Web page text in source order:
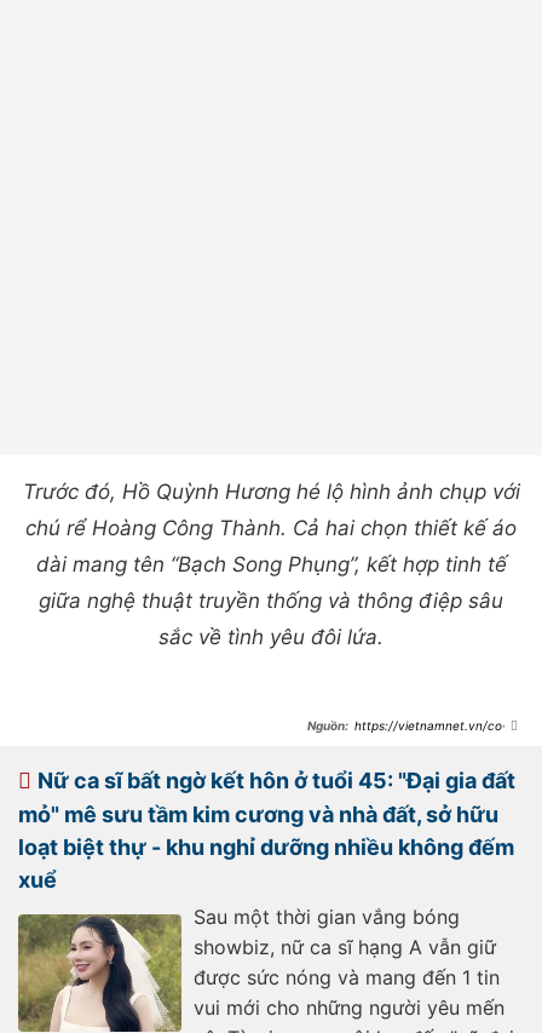
Trước đó, Hồ Quỳnh Hương hé lộ hình ảnh chụp với
chú rể Hoàng Công Thành. Cả hai chọn thiết kế áo
dài mang tên “Bạch Song Phụng”, kết hợp tinh tế
giữa nghệ thuật truyền thống và thông điệp sâu
sắc về tình yêu đôi lứa.
https://vietnamnet.vn/co-
dam-cuoi-2401445.html
Nữ ca sĩ bất ngờ kết hôn ở tuổi 45: "Đại gia đất
mỏ" mê sưu tầm kim cương và nhà đất, sở hữu
loạt biệt thự - khu nghỉ dưỡng nhiều không đếm
xuể
Sau một thời gian vắng bóng
showbiz, nữ ca sĩ hạng A vẫn giữ
được sức nóng và mang đến 1 tin
vui mới cho những người yêu mến